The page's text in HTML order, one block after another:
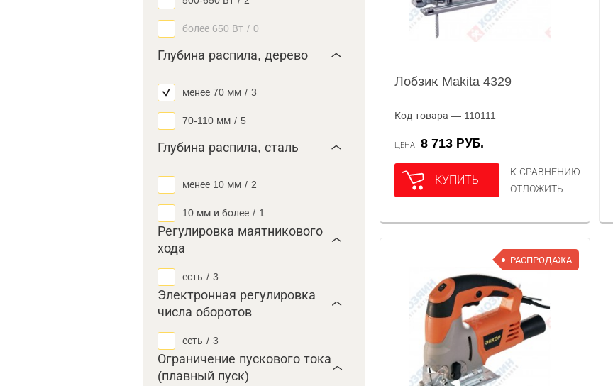
более 650 Вт / 0
Глубина распила, дерево
менее 70 мм / 3
70-110 мм / 5
Глубина распила, сталь
менее 10 мм / 2
10 мм и более / 1
Регулировка маятникового
хода
есть / 3
Электронная регулировка
числа оборотов
есть / 3
Ограничение пускового тока
(плавный пуск)
Лобзик Makita 4329
Код товара — 110111
ЦЕНА 8 713 РУБ.
КУПИТЬ
К СРАВНЕНИЮ
ОТЛОЖИТЬ
РАСПРОДАЖА